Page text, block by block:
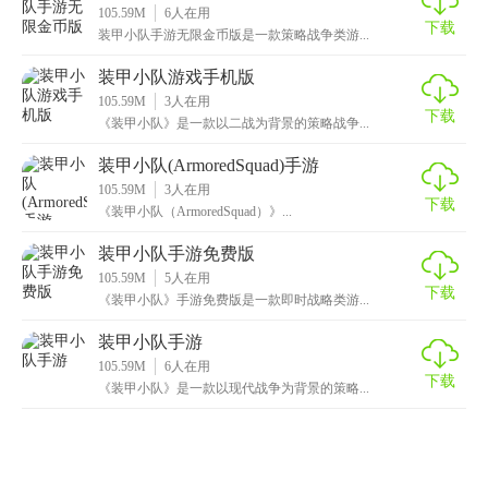
105.59M 6人在用
装甲小队手游无限金币版是一款策略战争类游...
下载
装甲小队游戏手机版
105.59M 3人在用
《装甲小队》是一款以二战为背景的策略战争...
下载
装甲小队(ArmoredSquad)手游
105.59M 3人在用
《装甲小队（ArmoredSquad）》...
下载
装甲小队手游免费版
105.59M 5人在用
《装甲小队》手游免费版是一款即时战略类游...
下载
装甲小队手游
105.59M 6人在用
《装甲小队》是一款以现代战争为背景的策略...
下载